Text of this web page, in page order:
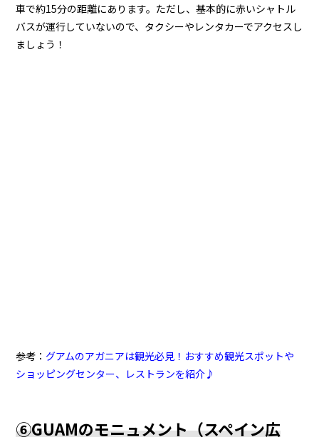
車で約15分の距離にあります。ただし、基本的に赤いシャトル
バスが運行していないので、タクシーやレンタカーでアクセスし
ましょう！
参考： グアムのアガニアは観光必見！おすすめ観光スポットや
ショッピングセンター、レストランを紹介♪
⑥GUAMのモニュメント（スペイン広